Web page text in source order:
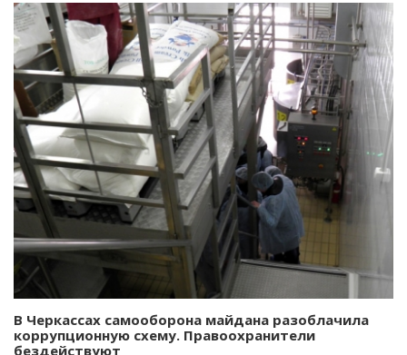
В Черкассах самооборона майдана разоблачила
коррупционную схему. Правоохранители
бездействуют